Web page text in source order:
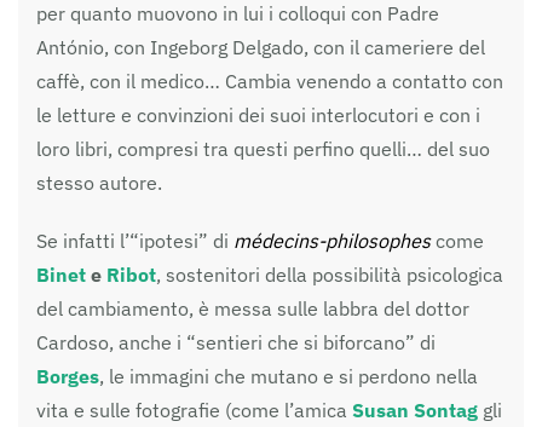
per quanto muovono in lui i colloqui con Padre
António, con Ingeborg Delgado, con il cameriere del
caffè, con il medico… Cambia venendo a contatto con
le letture e convinzioni dei suoi interlocutori e con i
loro libri, compresi tra questi perfino quelli… del suo
stesso autore.
Se infatti l’“ipotesi” di médecins-philosophescome
Binet e Ribot, sostenitori della possibilità psicologica
del cambiamento, è messa sulle labbra del dottor
Cardoso, anche i “sentieri che si biforcano” di
Borges, le immagini che mutano e si perdono nella
vita e sulle fotografie (come l’amica Susan Sontag gli